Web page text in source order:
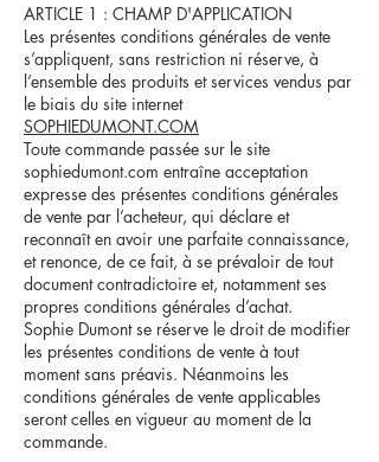
ARTICLE 1 : CHAMP D'APPLICATION
Les présentes conditions générales de vente
s’appliquent, sans restriction ni réserve, à
l’ensemble des produits et services vendus par
le biais du site internet
SOPHIEDUMONT.COM
Toute commande passée sur le site
sophiedumont.com entraîne acceptation
expresse des présentes conditions générales
de vente par l’acheteur, qui déclare et
reconnaît en avoir une parfaite connaissance,
et renonce, de ce fait, à se prévaloir de tout
document contradictoire et, notamment ses
propres conditions générales d’achat.
Sophie Dumont se réserve le droit de modifier
les présentes conditions de vente à tout
moment sans préavis. Néanmoins les
conditions générales de vente applicables
seront celles en vigueur au moment de la
commande.